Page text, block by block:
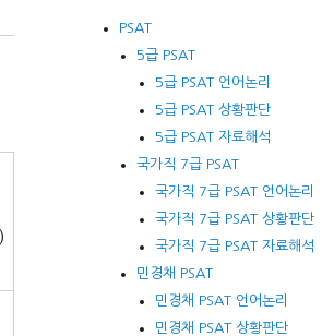
PSAT
5급 PSAT
5급 PSAT 언어논리
5급 PSAT 상황판단
5급 PSAT 자료해석
국가직 7급 PSAT
국가직 7급 PSAT 언어논리
국가직 7급 PSAT 상황판단
국가직 7급 PSAT 자료해석
민경채 PSAT
민경채 PSAT 언어논리
민경채 PSAT 상황판단